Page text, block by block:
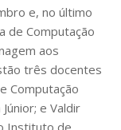
e, no último
de Computação
aos
três docentes
Computação
e Valdir
Instituto de